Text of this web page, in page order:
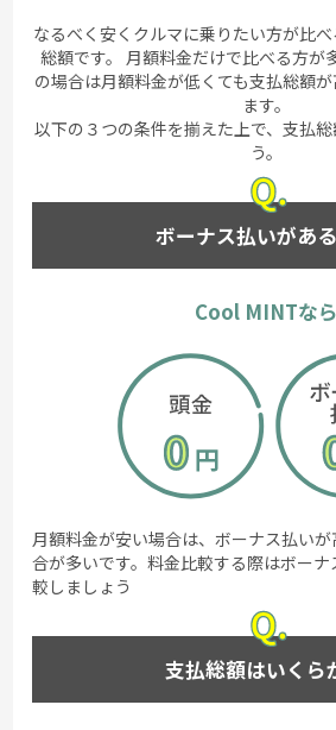
なるべく安くクルマに乗りたい方が比
総額です。 月額料金だけで比べる方が
の場合は月額料金が低くても支払総額
ます。
以下の３つの条件を揃えた上で、支払
う。
ボーナス払いがあ
Cool MINTなら
月額料金が安い場合は、ボーナス払い
合が多いです。料金比較する際はボー
較しましょう
支払総額はいくら